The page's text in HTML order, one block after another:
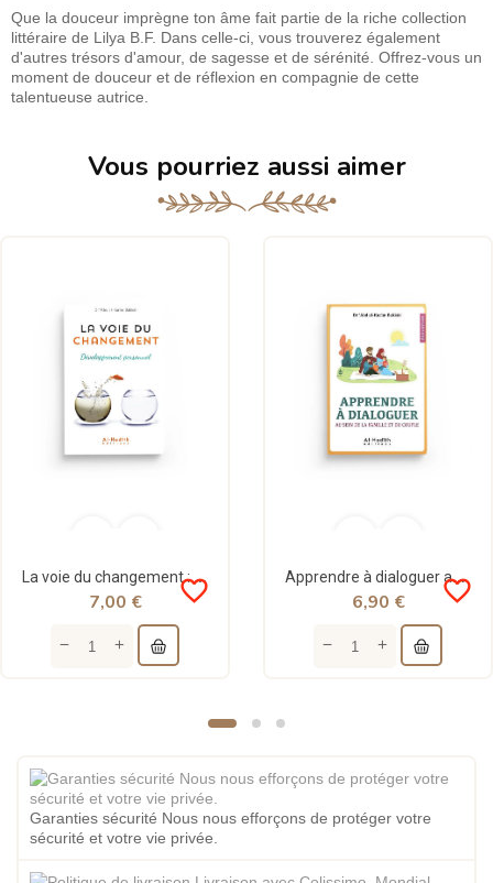
Que la douceur imprègne ton âme fait partie de la riche collection
littéraire de Lilya B.F. Dans celle-ci, vous trouverez également
d'autres trésors d'amour, de sagesse et de sérénité. Offrez-vous un
moment de douceur et de réflexion en compagnie de cette
talentueuse autrice.
Vous pourriez aussi aimer
La voie du changement : développement personnel - Dr ‘Abd al-Karîm Bakkâr - al-Hadith
favorite_border
7,00 €
Apprendre à dialoguer au sein de la famille et du couple - Dr 'Abd al-Karîm Bakkâr - Al-Hadîth
favorite_border
6,90 €
Garanties sécurité Nous nous efforçons de protéger votre
sécurité et votre vie privée.